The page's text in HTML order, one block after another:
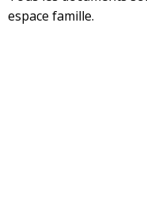
espace famille.